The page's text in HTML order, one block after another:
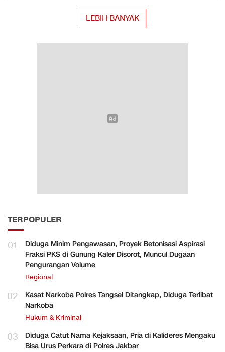
LEBIH BANYAK
TERPOPULER
01
Diduga Minim Pengawasan, Proyek Betonisasi Aspirasi
Fraksi PKS di Gunung Kaler Disorot, Muncul Dugaan
Pengurangan Volume
Regional
02
Kasat Narkoba Polres Tangsel Ditangkap, Diduga Terlibat
Narkoba
Hukum & Kriminal
03
Diduga Catut Nama Kejaksaan, Pria di Kalideres Mengaku
Bisa Urus Perkara di Polres Jakbar